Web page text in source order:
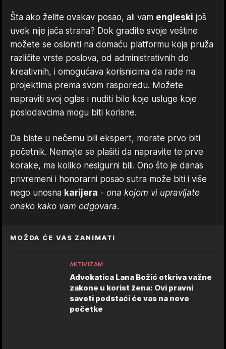
Šta ako želite ovakav posao, ali vam engleski još
uvek nije jača strana? Dok gradite svoje veštine
možete se osloniti na domaću platformu koja pruža
različite vrste poslova, od administrativnih do
kreativnih, i omogućava korisnicima da rade na
projektima prema svom rasporedu. Možete
napraviti svoj oglas i nuditi bilo koje usluge koje
poslodavcima mogu biti korisne.
Da biste u nečemu bili ekspert, morate prvo biti
početnik. Nemojte se plašiti da napravite te prve
korake, ma koliko nesigurni bili. Ono što je danas
privremeni i honorarni posao sutra može biti i više
nego unosna karijera - ona kojom vi upravljate
onako kako vam odgovara.
MOŽDA ĆE VAS ZANIMATI
AKTIVIZAM
Advokatica Lana Božić otkriva važne
zakone u korist žena: Ovi pravni
saveti podstaći će vas na nove
početke